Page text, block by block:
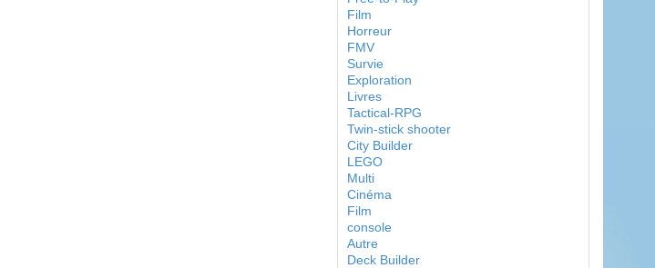
Film
Horreur
FMV
Survie
Exploration
Livres
Tactical-RPG
Twin-stick shooter
City Builder
LEGO
Multi
Cinéma
Film
console
Autre
Deck Builder